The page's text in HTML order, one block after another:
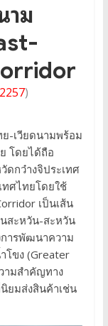
าม
2257)
-เวียดนามพร้อม
โดยได้ถือ
ดกว๋างจิประเทศ
ทศไทยโดยใช้
เป็นเส้น
สะหวัน-สะหวัน
การพัฒนาความ
โขง (Greater
ามสำคัญทาง
ยมส่งสินค้าเช่น